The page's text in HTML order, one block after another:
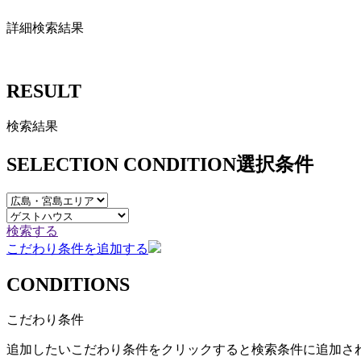
詳細検索結果
RESULT
検索結果
SELECTION CONDITION選択条件
検索する
こだわり条件を追加する
CONDITIONS
こだわり条件
追加したいこだわり条件をクリックすると検索条件に追加さ